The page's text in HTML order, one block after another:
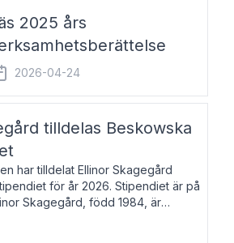
2025 års
2026-04-24
tilldelas Beskowska
har tilldelat Ellinor Skagegård
för år 2026. Stipendiet är på
Skagegård, född 1984, är
och musiker. Hon skriver
Dagbladet, Ups